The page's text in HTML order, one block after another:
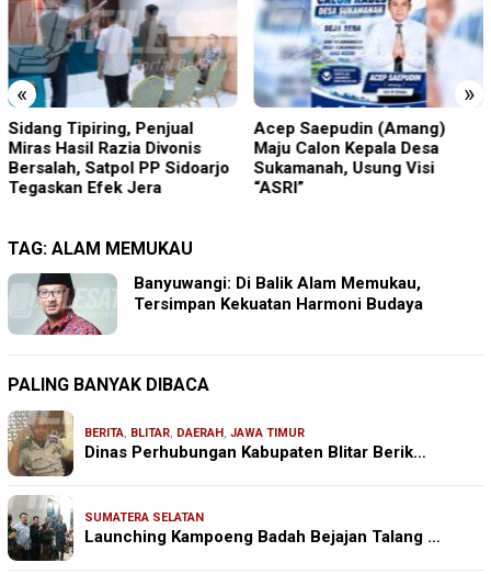
« »
Sidang Tipiring, Penjual
Miras Hasil Razia Divonis
Bersalah, Satpol PP Sidoarjo
Tegaskan Efek Jera
Acep Saepudin (Amang)
Maju Calon Kepala Desa
Sukamanah, Usung Visi
“ASRI”
TAG: ALAM MEMUKAU
Banyuwangi: Di Balik Alam Memukau,
Tersimpan Kekuatan Harmoni Budaya
PALING BANYAK DIBACA
BERITA, BLITAR, DAERAH , JAWA TIMUR
Dinas Perhubungan Kabupaten Blitar Berik…
SUMATERA SELATAN
Launching Kampoeng Badah Bejajan Talang …